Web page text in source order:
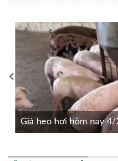
Giá heo hơi hôm nay